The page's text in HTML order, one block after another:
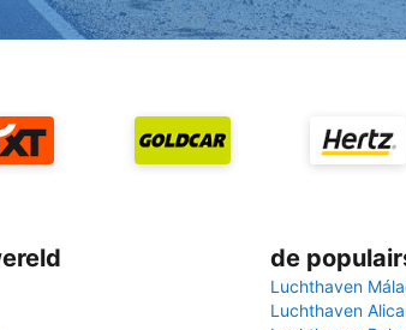
de
Luchthaven
Luchthaven